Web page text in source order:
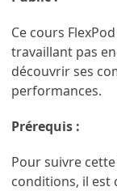
Ce cours
travaillant pas
découvrir ses
performances.
Prérequis :
Pour suivre
conditions, il est